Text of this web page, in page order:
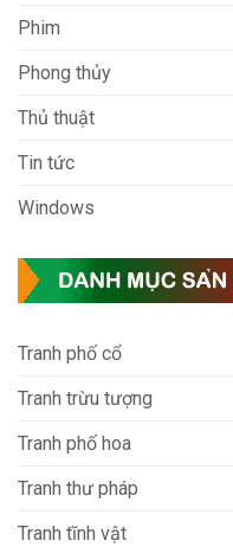
Phim
Phong thủy
Thủ thuật
Tin tức
Windows
Tranh phố cổ
Tranh trừu tượng
Tranh phố hoa
Tranh thư pháp
Tranh tĩnh vật